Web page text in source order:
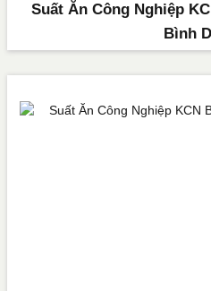
Suất Ăn Công Nghiệp
Bình